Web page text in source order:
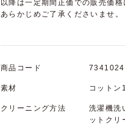
以降は一定期間正価での販売価格
あらかじめご了承くださいませ。
商品コード
素材 コットン
クリーニング方法
洗濯機洗
ットクリ